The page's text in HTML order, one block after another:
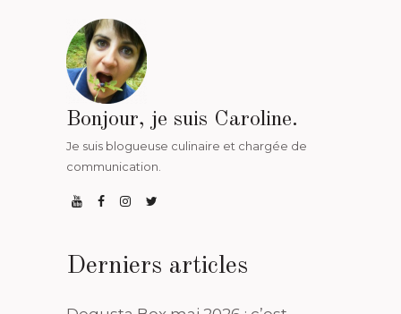
Bonjour, je suis Caroline.
Je suis blogueuse culinaire et chargée de
communication.
Derniers articles